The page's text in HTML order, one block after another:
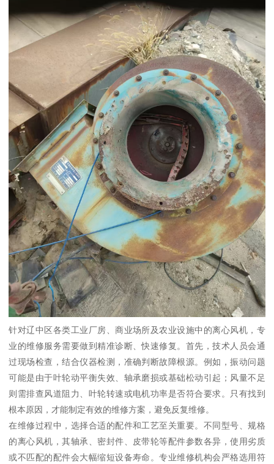
针对辽中区各类工业厂房、商业场所及农业设施中的离心风机，专
业的维修服务需要做到精准诊断、快速修复。首先，技术人员会通
过现场检查，结合仪器检测，准确判断故障根源。例如，振动问题
可能是由于叶轮动平衡失效、轴承磨损或基础松动引起；风量不足
则需排查风道阻力、叶轮转速或电机功率是否符合要求。只有找到
根本原因，才能制定有效的维修方案，避免反复维修。
在维修过程中，选择合适的配件和工艺至关重要。不同型号、规格
的离心风机，其轴承、密封件、皮带轮等配件参数各异，使用劣质
或不匹配的配件会大幅缩短设备寿命。专业维修机构会严格选用符